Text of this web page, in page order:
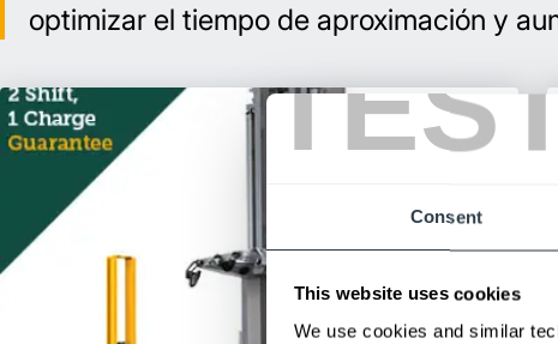
Consent
This website uses cookies
We use cookies and similar
optimizar el tiempo de aproximación y